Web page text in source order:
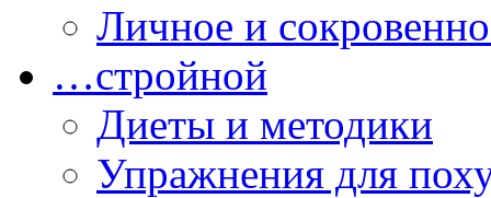
Личное и
…стройной
Диеты и методики
Упражнения для